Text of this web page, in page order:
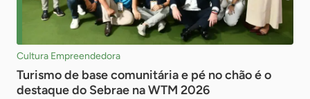
Cultura Empreendedora
Turismo de base comunitária e pé no chão é o
destaque do Sebrae na WTM 2026